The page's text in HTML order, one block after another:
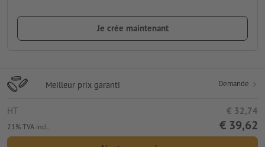
Je crée maintenant
Meilleur prix garanti Demande
HT € 32,74
21% TVA incl. € 39,62